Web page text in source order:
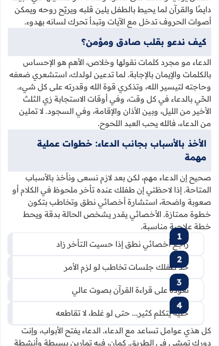
دايمًا والقرآن لما يحيط بالطفل يلين قلبه ويريّح روحه ويمكن
أصوات الحروف تدخل مع الآيات وتبدأ تحرك لسانه بهدوء.
كيف ندعو بقلب صادق ومؤمن؟
الدعاء مو مجرد كلمات نقولها وخلاص، الأهم هو الإحساس
بالكلمات والإيمان بالإجابة. لما تدعين لولدك، استشعري ضعفه
وحاجته لتيسير الله، وتذكري قوة الله وقدرته على كل شيء.
الحّي بالدعاء في كل وقت، وفي أوقات الاستجابة زي الثلث
الأخير من الليل، وبين الأذان والإقامة، وفي السجود. لا تملين
من الدعاء، فالله يحب العبد اللحوح.
الأخذ بالأسباب بجانب الدعاء: خطوات عملية
مهمة
صحيح إن الدعاء مهم، لكن بعد لازم نسعى ونأخذ بالأسباب
المتاحة. إذا لاحظتي إن طفلك عنده تأخر ملحوظ في الكلام أو
صعوبة واضحة، استشارة أخصائي نطق وتخاطب بتكون
خطوة ممتازة. الأخصائي يقدر يشخص الحالة بدقة ويحط
خطة علاجية مناسبة.
راجع أخصائي نطق إذا حسيت التأخر زاد
خذ طفلك جلسات تخاطب لو لزم الأمر
تعوّده على قراءة القرآن بصوت عالي
خليه يتكلم كثير... حتى لو غلط، لا تقاطعه
كل هذي عوامل تساعد مع الدعاء. الدعاء يفتح الأبواب، وإنت
دورك تمشي في الطريق. كمان، فيه تمارين بسيطة وأنشطة